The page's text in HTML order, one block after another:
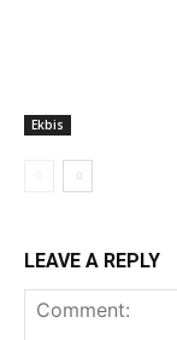
Ekbis
LEAVE A REPLY